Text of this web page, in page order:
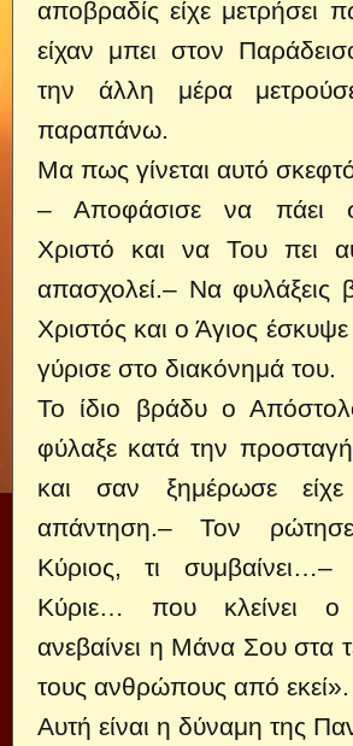
αποβραδίς είχε μετρήσει
είχαν μπει στον
την άλλη μέρα
παραπάνω.
Μα πως γίνεται αυτό
– Αποφάσισε να πάει
Χριστό και να Του πει
απασχολεί.– Να φυλάξεις
Χριστός και ο Άγιος έσκυψε
γύρισε στο διακόνημά του.
Το ίδιο βράδυ ο
φύλαξε κατά την
και σαν ξημέρωσε είχε
απάντηση.– Τον
Κύριος, τι
Κύριε… που κλείνει ο
ανεβαίνει η Μάνα Σου στα
τους ανθρώπους από εκεί».
Αυτή είναι η δύναμη της